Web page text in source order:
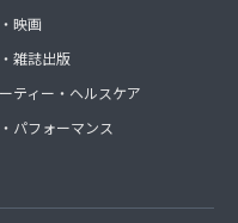
映画
雑誌出版
ティー・ヘルスケア
パフォーマンス